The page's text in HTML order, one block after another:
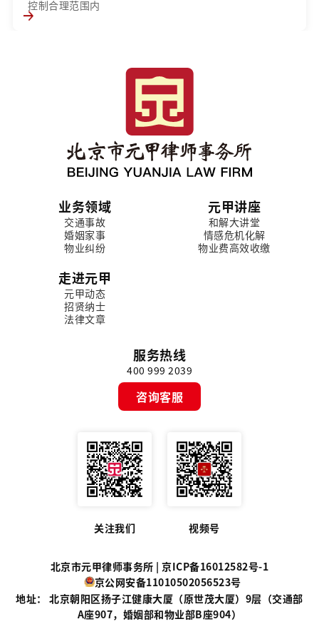
控制合理范围内
业务领域
交通事故
婚姻家事
物业纠纷
元甲讲座
和解大讲堂
情感危机化解
物业费高效收缴
走进元甲
元甲动态
招贤纳士
法律文章
服务热线
400 999 2039
咨询客服
关注我们 视频号
北京市元甲律师事务所 |京ICP备16012582号-1
京公网安备11010502056523号
地址： 北京朝阳区扬子江健康大厦（原世茂大厦）9层（交通部
A座907，婚姻部和物业部B座904）